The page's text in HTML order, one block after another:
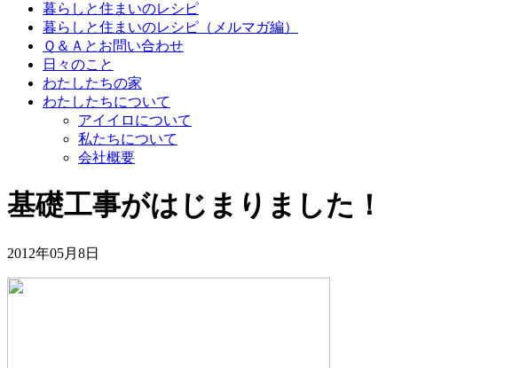
暮らしと住まいのレシピ
暮らしと住まいのレシピ（メルマガ編）
Ｑ＆Ａとお問い合わせ
日々のこと
わたしたちの家
わたしたちについて
アイイロについて
私たちについて
会社概要
基礎工事がはじまりました！
2012年05月8日